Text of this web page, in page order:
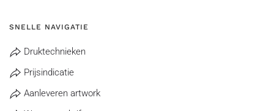
SNELLE NAVIGATIE
Druktechnieken
Prijsindicatie
Aanleveren artwork